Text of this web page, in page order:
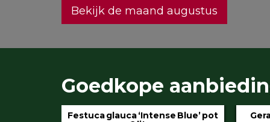
Bekijk de maand augustus
Goedkope
Geranium ‘Rozanne’ pot 3 liter